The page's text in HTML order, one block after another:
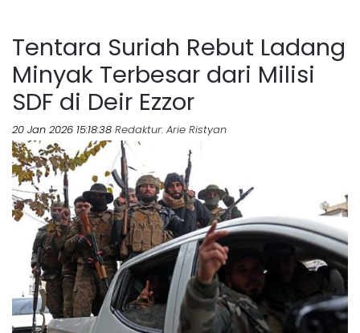
Tentara Suriah Rebut Ladang
Minyak Terbesar dari Milisi
SDF di Deir Ezzor
20 Jan 2026 15:18:38 Redaktur: Arie Ristyan